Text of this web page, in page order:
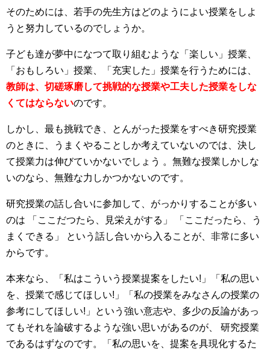
そのためには、若手の先生方はどのようによい授業をしよ
うと努力しているのでしょうか。
子ども達が夢中になつて取り組むような「楽しい」授業、
「おもしろい」授業、「充実した」授業を行うためには、
教師は、切磋琢磨して挑戦的な授業や工夫した授業をしな
くてはならないのです。
しかし、最も挑戦でき、とんがった授業をすべき研究授業
のときに、うまくやることしか考えていないのでは、決し
て授業力は伸びていかないでしょう 。無難な授業しかしな
いのなら、無難な力しかつかないのです。
研究授業の話し合いに参加して、がっかりすることが多い
のは 「ここだつたら、見栄えがする」 「ここだったら、う
まくできる」 という話し合いから入ることが、非常に多い
からです。
本来なら、「私はこういう授業提案をしたい!」「私の思い
を、授業で感じてほしい!」「私の授業をみなさんの授業の
参考にしてほしい!」という強い意志や、多少の反論があっ
てもそれを論破するような強い思いがあるのが、 研究授業
であるはずなのです。「私の思いを、提案を具現化するた